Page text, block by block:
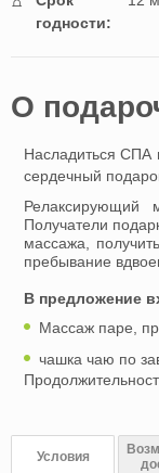
годности:
O
Насладиться СПА
сердечный
Релаксирующий
Получатели
массажа,
пребывание
В предложение
Массаж паре,
чашка чаю по
Условия